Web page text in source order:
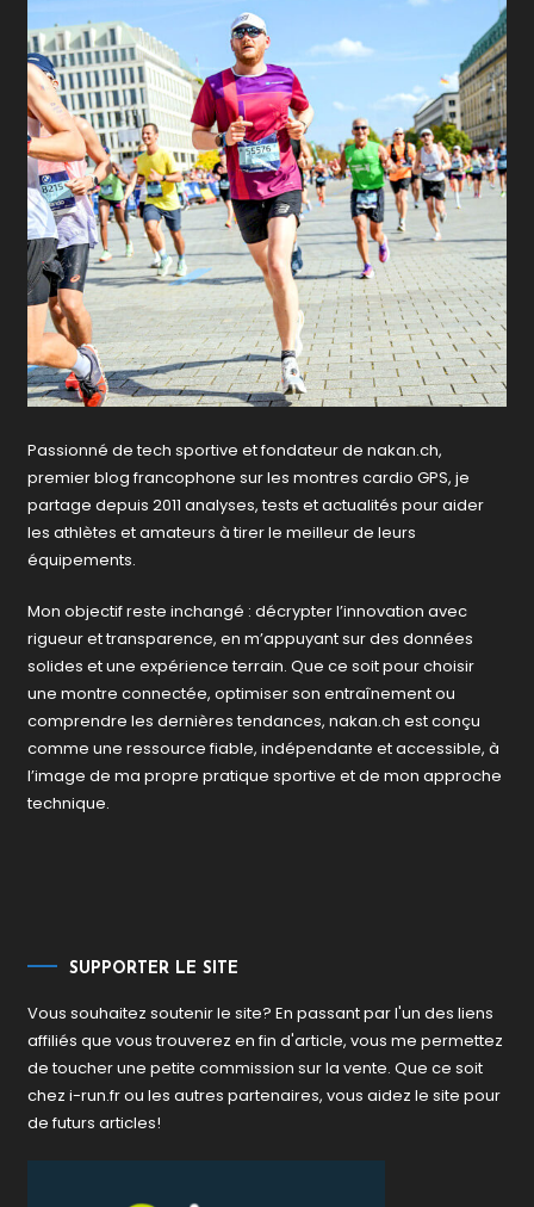
Passionné de tech sportive et fondateur de nakan.ch,
premier blog francophone sur les montres cardio GPS, je
partage depuis 2011 analyses, tests et actualités pour aider
les athlètes et amateurs à tirer le meilleur de leurs
équipements.
Mon objectif reste inchangé : décrypter l’innovation avec
rigueur et transparence, en m’appuyant sur des données
solides et une expérience terrain. Que ce soit pour choisir
une montre connectée, optimiser son entraînement ou
comprendre les dernières tendances, nakan.ch est conçu
comme une ressource fiable, indépendante et accessible, à
l’image de ma propre pratique sportive et de mon approche
technique.
SUPPORTER LE SITE
Vous souhaitez soutenir le site? En passant par l'un des liens
affiliés que vous trouverez en fin d'article, vous me permettez
de toucher une petite commission sur la vente. Que ce soit
chez i-run.fr ou les autres partenaires, vous aidez le site pour
de futurs articles!